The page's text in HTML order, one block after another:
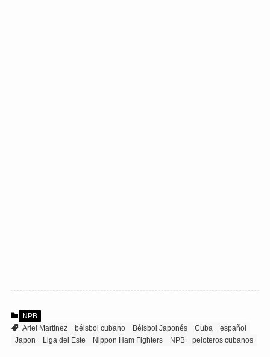
NPB
Ariel Martinez
béisbol cubano Béisbol Japonés Cuba
español
Japon
Liga del Este Nippon Ham Fighters NPB peloteros cubanos